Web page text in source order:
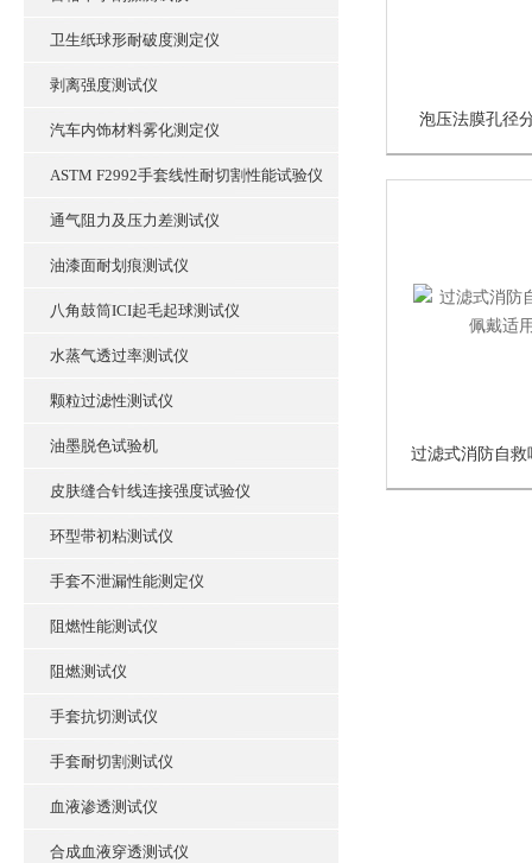
卫生纸球形耐破度测定仪
剥离强度测试仪
汽车内饰材料雾化测定仪
ASTM F2992手套线性耐切割性能试验仪
通气阻力及压力差测试仪
油漆面耐划痕测试仪
八角鼓筒ICI起毛起球测试仪
水蒸气透过率测试仪
颗粒过滤性测试仪
油墨脱色试验机
皮肤缝合针线连接强度试验仪
环型带初粘测试仪
手套不泄漏性能测定仪
阻燃性能测试仪
阻燃测试仪
手套抗切测试仪
手套耐切割测试仪
血液渗透测试仪
合成血液穿透测试仪
泡压法膜孔径